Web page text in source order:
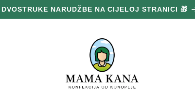
DVOSTRUKE NARUDŽBE NA CIJELOJ STRANICI 🎁